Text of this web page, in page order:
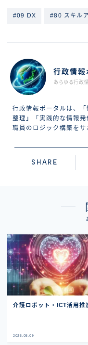
#09 DX #80 スキル
行政情報
あらゆる行政
行政情報ポータルは、
整理」「実践的な情報
職員のロジック構築をサ
SHARE
介護ロボット・ICT活用推
2025.05.09